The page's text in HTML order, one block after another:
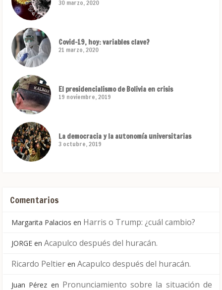
30 marzo, 2020
Covid-19, hoy: variables clave?
21 marzo, 2020
El presidencialismo de Bolivia en crisis
19 noviembre, 2019
La democracia y la autonomía universitarias
3 octubre, 2019
Comentarios
Margarita Palacios en Harris o Trump: ¿cuál cambio?
JORGE en Acapulco después del huracán.
Ricardo Peltier en Acapulco después del huracán.
Juan Pérez en Pronunciamiento sobre la situación de